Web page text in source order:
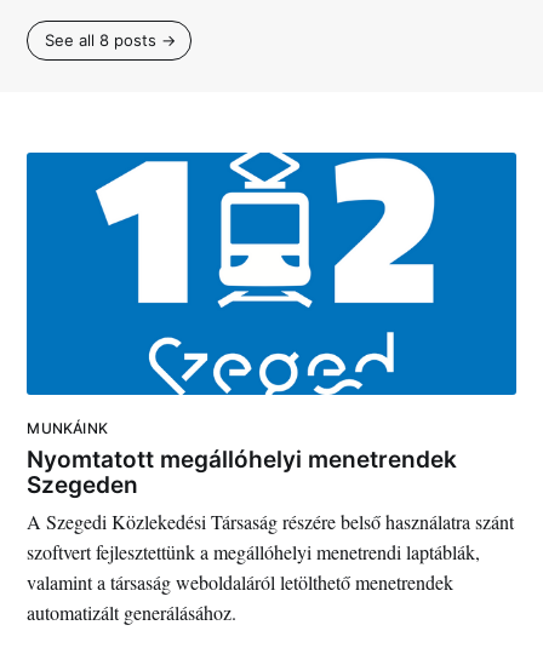
See all 8 posts →
MUNKÁINK
Nyomtatott megállóhelyi menetrendek
Szegeden
A Szegedi Közlekedési Társaság részére belső használatra szánt
szoftvert fejlesztettünk a megállóhelyi menetrendi laptáblák,
valamint a társaság weboldaláról letölthető menetrendek
automatizált generálásához.